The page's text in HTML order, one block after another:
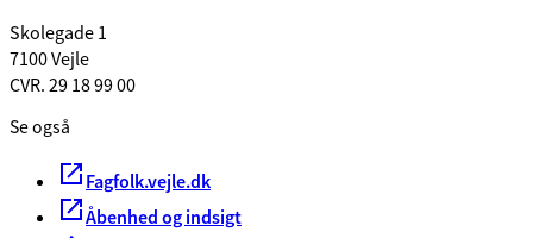
Skolegade 1
7100 Vejle
CVR. 29 18 99 00
Se også
Fagfolk.vejle.dk
Åbenhed og indsigt